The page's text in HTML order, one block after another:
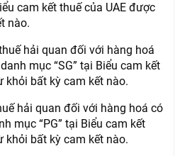
cam kết thuế của UAE được
nào.
hải quan đối với hàng hoá
mục “SG” tại Biểu cam kết
khỏi bất kỳ cam kết nào.
hải quan đối với hàng hoá có
mục “PG” tại Biểu cam kết
khỏi bất kỳ cam kết nào.